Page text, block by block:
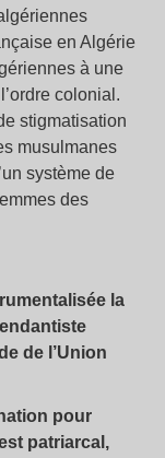
en Algérie
à une
colonial.
stigmatisation
musulmanes
système de
des
la
de l’Union
pour
patriarcal,